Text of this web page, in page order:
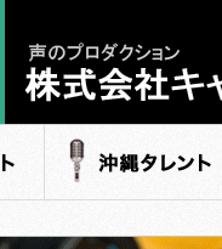
ダクション
キャラ
沖縄タレント